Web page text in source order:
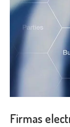
Firmas